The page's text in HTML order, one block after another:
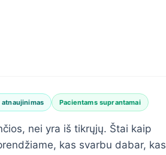
Pacientams suprantamai
nei yra iš tikrųjų. Štai kaip
kas svarbu dabar, kas